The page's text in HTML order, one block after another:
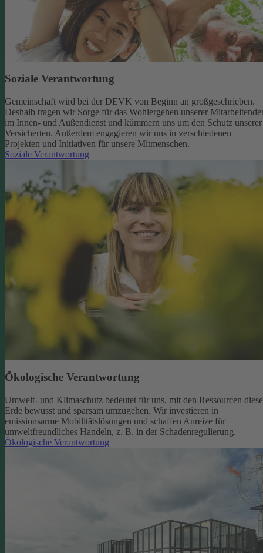
Soziale Verantwortung
Gemeinschaft wird bei der DEVK von Beginn an großgeschrieben.
Deshalb tragen wir Sorge für das Wohlergehen unserer
im Innen- und Außendienst und kümmern uns um den Schutz unserer
Versicherten. Außerdem engagieren wir uns in verschiedenen
Projekten und Initiativen für unsere Mitmenschen.
Soziale Verantwortung
Ökologische Verantwortung
Umwelt- und Klimaschutz bedeutet für uns, mit den Ressourcen
Erde bewusst und sparsam umzugehen. Wir investieren in
emissionsarme Mobilitätslösungen und schaffen Anreize für
umweltfreundliches Handeln, z. B. in der Schadenregulierung.
Ökologische Verantwortung